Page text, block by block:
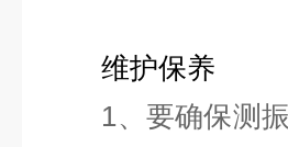
维护保养
1、要确保测振